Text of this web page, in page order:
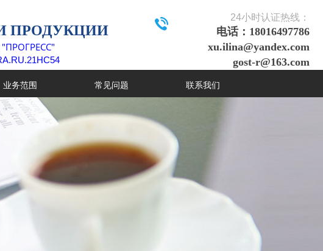
ПРОДУКЦИИ
24小时认证热线：
电话：18016497786
xu.ilina@yandex.com
gost-r@163.com
业务范围 常见问题 联系我们